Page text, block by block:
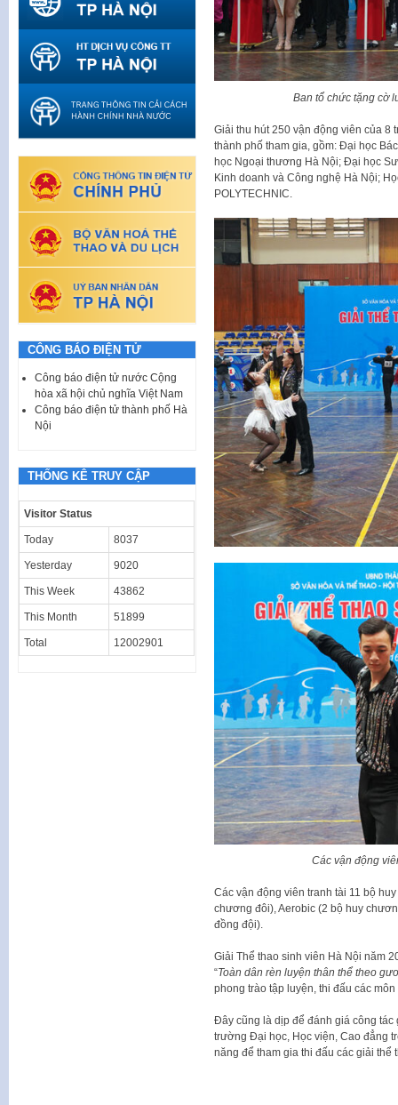
Ban tổ chức tặng cờ
Giải thu hút 250 vận động viên của
thành phố tham gia, gồm: Đại học
học Ngoại thương Hà Nội; Đại học
Kinh doanh và Công nghệ Hà Nội;
POLYTECHNIC.
Các vận động
Các vận động viên tranh tài 11 bộ
chương đôi), Aerobic (2 bộ huy
đồng đội).
Giải Thể thao sinh viên Hà Nội năm
“Toàn dân rèn luyện thân thể theo
phong trào tập luyện, thi đấu các
Đây cũng là dịp để đánh giá công tác
trường Đại học, Học viện, Cao đẳng
năng để tham gia thi đấu các giải thể
CÔNG BÁO ĐIỆN TỬ
Công báo điện tử nước Cộng
hòa xã hội chủ nghĩa Việt Nam
Công báo điện tử thành phố Hà
Nội
THỐNG KÊ TRUY CẬP
Visitor Status
Today 8037
Yesterday 9020
This Week 43862
This Month 51899
Total 12002901